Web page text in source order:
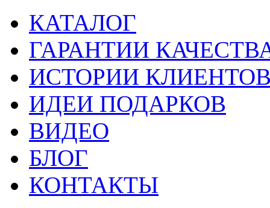
КАТАЛОГ
ГАРАНТИИ
ИСТОРИИ
ИДЕИ ПОДАРКОВ
ВИДЕО
БЛОГ
КОНТАКТЫ